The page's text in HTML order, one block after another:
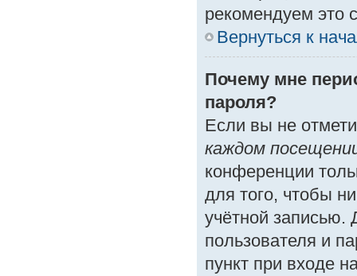
рекомендуем это
Вернуться к
Почему мне
пароля?
Если вы не
каждом
конференции
для того, чтобы
учётной записью.
пользователя и
пункт при входе